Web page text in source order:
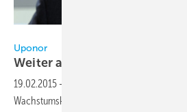
Uponor
Weiter auf
19.02.2015 -
Wachstumskurs. Das Unternehmen hat